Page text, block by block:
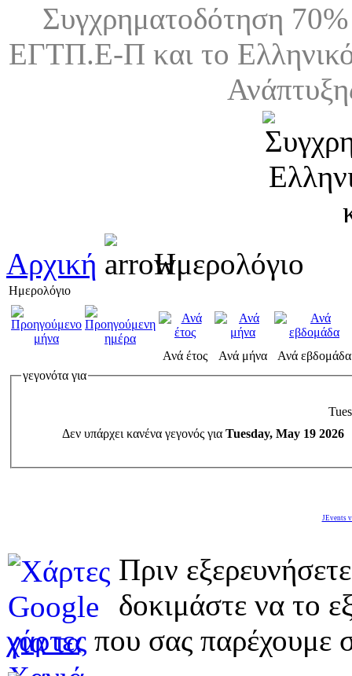
Συγχρηματοδότηση
ΕΓΤΠ.Ε-Π και το
Αρχική Ημερολόγιο
Ημερολόγιο
Ανά έτος Ανά μήνα
Ανά εβδομάδα
γεγονότα για
Δεν υπάρχει κανένα γεγονός για Tuesday, May 19 2026
JEvents
Πριν
δοκιμάστε να το
χάρτες που σας παρέχουμε